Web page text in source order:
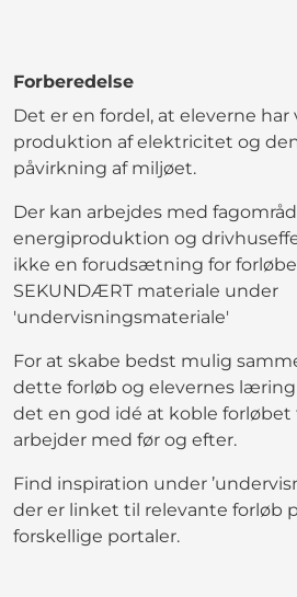
Forberedelse
Det er en fordel, at eleverne har
produktion af elektricitet og
påvirkning af miljøet.
Der kan arbejdes med
energiproduktion og
ikke en forudsætning for
SEKUNDÆRT materiale under
'undervisningsmateriale'
For at skabe bedst mulig
dette forløb og elevernes læring
det en god idé at koble forløbet
arbejder med før og efter.
Find inspiration under
der er linket til relevante forløb
forskellige portaler.